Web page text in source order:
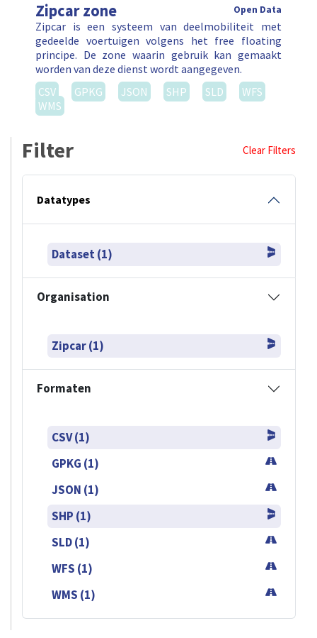
Zipcar zone Open Data
Zipcar is een systeem van deelmobiliteit met
gedeelde voertuigen volgens het free floating
principe. De zone waarin gebruik kan gemaakt
worden van deze dienst wordt aangegeven.
CSV
GPKG JSON SHP SLD
WFS
WMS
Filter Clear Filters
Datatypes
Dataset (1)
Organisation
Zipcar (1)
Formaten
CSV (1)
GPKG (1)
JSON (1)
SHP (1)
SLD (1)
WFS (1)
WMS (1)